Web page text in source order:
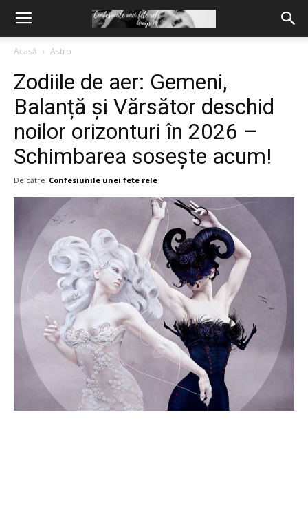
Acasă Astro
Zodiile de aer: Gemeni,
Balanță și Vărsător deschid
noilor orizonturi în 2026 –
Schimbarea sosește acum!
De către Confesiunile unei fete rele